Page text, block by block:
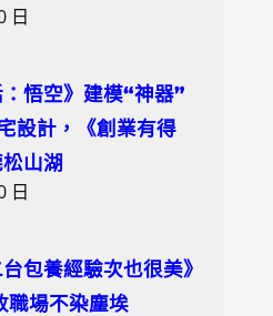
日
悟空》建模“神器”
設計，《創業有得
山湖
日
包養經驗次也很美》
職場不染塵埃